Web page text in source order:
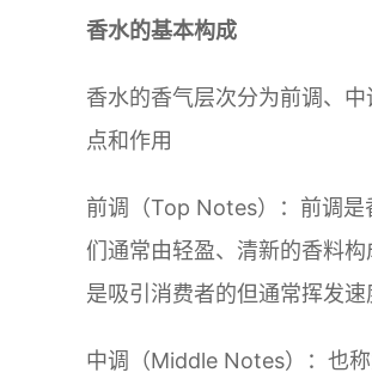
香水的基本构成
香水的香气层次分为前调、
点和作用
前调（Top Notes）：前调是
们通常由轻盈、清新的香料
是吸引消费者的但通常挥发速
中调（Middle Notes）：也